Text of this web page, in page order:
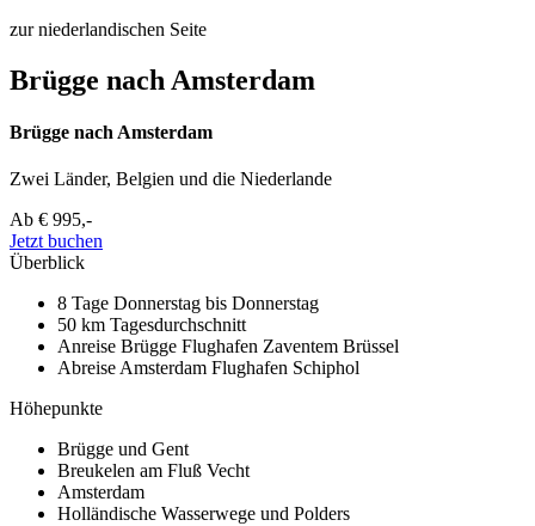
zur niederlandischen Seite
Brügge nach Amsterdam
Brügge nach Amsterdam
Zwei Länder, Belgien und die Niederlande
Ab € 995,-
Jetzt buchen
Überblick
8 Tage Donnerstag bis Donnerstag
50 km Tagesdurchschnitt
Anreise Brügge Flughafen Zaventem Brüssel
Abreise Amsterdam Flughafen Schiphol
Höhepunkte
Brügge und Gent
Breukelen am Fluß Vecht
Amsterdam
Holländische Wasserwege und Polders